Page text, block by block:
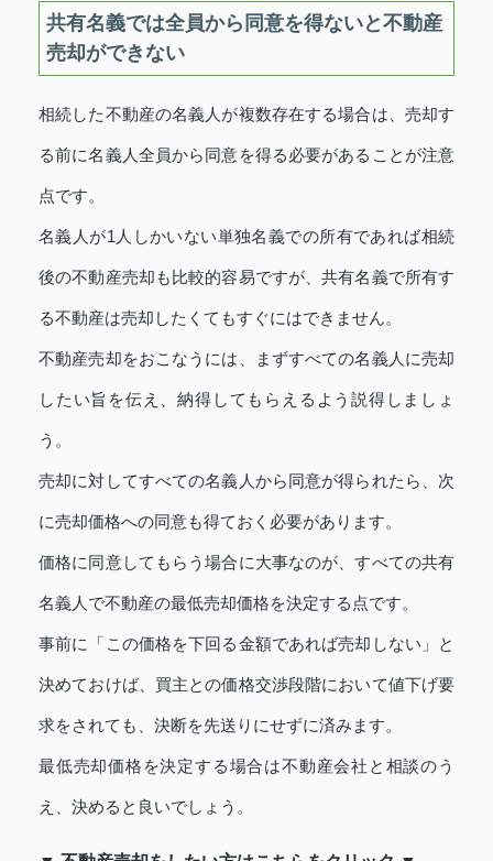
共有名義では全員から同意を得ないと不動産
売却ができない
相続した不動産の名義人が複数存在する場合は、売却す
る前に名義人全員から同意を得る必要があることが注意
点です。
名義人が1人しかいない単独名義での所有であれば相続
後の不動産売却も比較的容易ですが、共有名義で所有す
る不動産は売却したくてもすぐにはできません。
不動産売却をおこなうには、まずすべての名義人に売却
したい旨を伝え、納得してもらえるよう説得しましょ
う。
売却に対してすべての名義人から同意が得られたら、次
に売却価格への同意も得ておく必要があります。
価格に同意してもらう場合に大事なのが、すべての共有
名義人で不動産の最低売却価格を決定する点です。
事前に「この価格を下回る金額であれば売却しない」と
決めておけば、買主との価格交渉段階において値下げ要
求をされても、決断を先送りにせずに済みます。
最低売却価格を決定する場合は不動産会社と相談のう
え、決めると良いでしょう。